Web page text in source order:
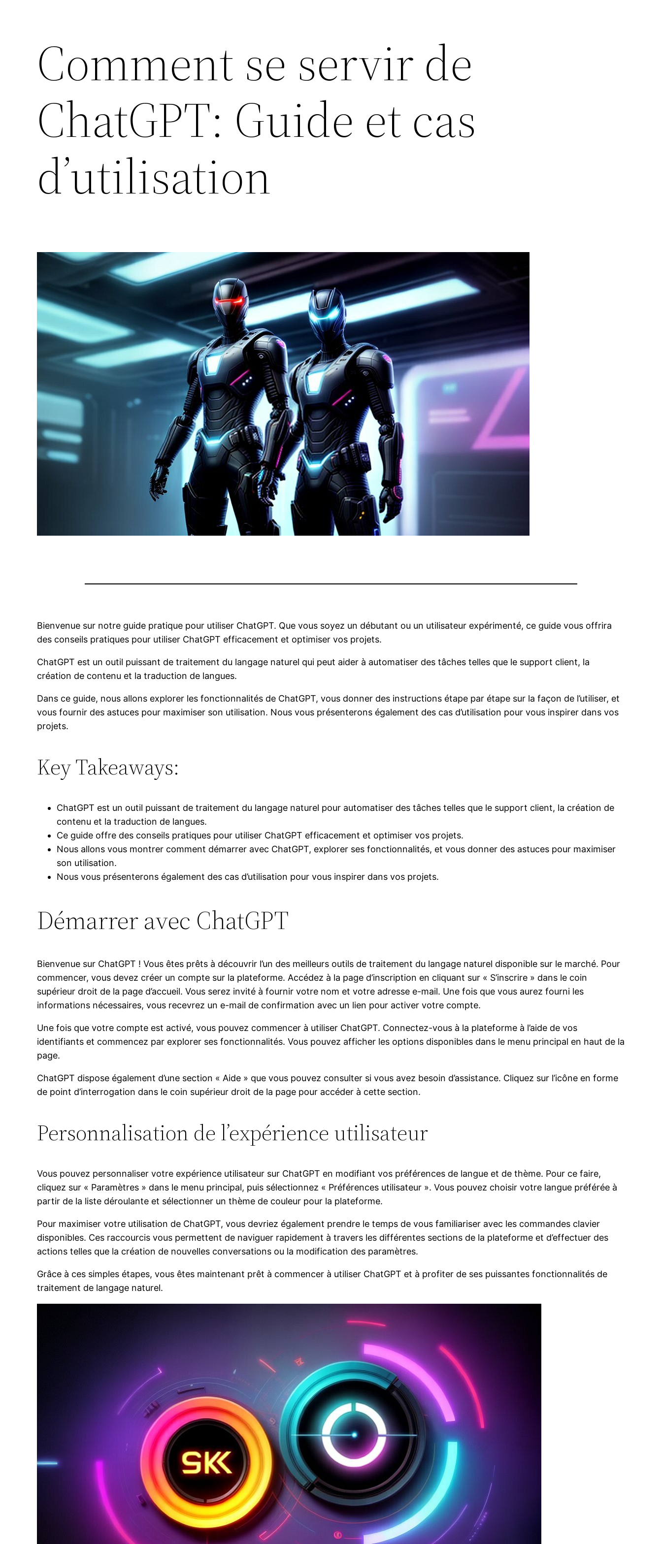
Comment se servir de
ChatGPT: Guide et cas
d’utilisation
Bienvenue sur notre guide pratique pour utiliser ChatGPT. Que vous soyez un débutant ou un utilisateur expérimenté, ce guide vous offrira
des conseils pratiques pour utiliser ChatGPT efficacement et optimiser vos projets.
ChatGPT est un outil puissant de traitement du langage naturel qui peut aider à automatiser des tâches telles que le support client, la
création de contenu et la traduction de langues.
Dans ce guide, nous allons explorer les fonctionnalités de ChatGPT, vous donner des instructions étape par étape sur la façon de l’utiliser, et
vous fournir des astuces pour maximiser son utilisation. Nous vous présenterons également des cas d’utilisation pour vous inspirer dans vos
projets.
Key Takeaways:
ChatGPT est un outil puissant de traitement du langage naturel pour automatiser des tâches telles que le support client, la création de
contenu et la traduction de langues.
Ce guide offre des conseils pratiques pour utiliser ChatGPT efficacement et optimiser vos projets.
Nous allons vous montrer comment démarrer avec ChatGPT, explorer ses fonctionnalités, et vous donner des astuces pour maximiser
son utilisation.
Nous vous présenterons également des cas d’utilisation pour vous inspirer dans vos projets.
Démarrer avec ChatGPT
Bienvenue sur ChatGPT ! Vous êtes prêts à découvrir l’un des meilleurs outils de traitement du langage naturel disponible sur le marché. Pour
commencer, vous devez créer un compte sur la plateforme. Accédez à la page d’inscription en cliquant sur « S’inscrire » dans le coin
supérieur droit de la page d’accueil. Vous serez invité à fournir votre nom et votre adresse e-mail. Une fois que vous aurez fourni les
informations nécessaires, vous recevrez un e-mail de confirmation avec un lien pour activer votre compte.
Une fois que votre compte est activé, vous pouvez commencer à utiliser ChatGPT. Connectez-vous à la plateforme à l’aide de vos
identifiants et commencez par explorer ses fonctionnalités. Vous pouvez afficher les options disponibles dans le menu principal en haut de la
page.
ChatGPT dispose également d’une section « Aide » que vous pouvez consulter si vous avez besoin d’assistance. Cliquez sur l’icône en forme
de point d’interrogation dans le coin supérieur droit de la page pour accéder à cette section.
Personnalisation de l’expérience utilisateur
Vous pouvez personnaliser votre expérience utilisateur sur ChatGPT en modifiant vos préférences de langue et de thème. Pour ce faire,
cliquez sur « Paramètres » dans le menu principal, puis sélectionnez « Préférences utilisateur ». Vous pouvez choisir votre langue préférée à
partir de la liste déroulante et sélectionner un thème de couleur pour la plateforme.
Pour maximiser votre utilisation de ChatGPT, vous devriez également prendre le temps de vous familiariser avec les commandes clavier
disponibles. Ces raccourcis vous permettent de naviguer rapidement à travers les différentes sections de la plateforme et d’effectuer des
actions telles que la création de nouvelles conversations ou la modification des paramètres.
Grâce à ces simples étapes, vous êtes maintenant prêt à commencer à utiliser ChatGPT et à profiter de ses puissantes fonctionnalités de
traitement de langage naturel.